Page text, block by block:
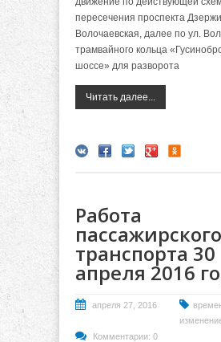
пересечения проспекта
Волочаевская, далее по ул.
трамвайного кольца
шоссе» для разворота
Читать далее...
Работа
пассажирского
транспорта 30
апреля 2016
апреля 27, 2016
Комментарии: 0